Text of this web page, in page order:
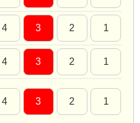
4 3 2 1
4 3 2 1
4 3 2 1